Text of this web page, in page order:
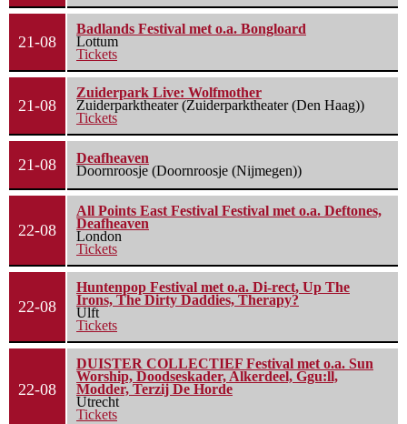
21-08
Badlands Festival met o.a. Bongloard
Lottum
Tickets
21-08
Zuiderpark Live: Wolfmother
Zuiderparktheater (Zuiderparktheater (Den Haag))
Tickets
21-08
Deafheaven
Doornroosje (Doornroosje (Nijmegen))
22-08
All Points East Festival Festival met o.a. Deftones,
Deafheaven
London
Tickets
22-08
Huntenpop Festival met o.a. Di-rect, Up The
Irons, The Dirty Daddies, Therapy?
Ulft
Tickets
22-08
DUISTER COLLECTIEF Festival met o.a. Sun
Worship, Doodseskader, Alkerdeel, Ggu:ll,
Modder, Terzij De Horde
Utrecht
Tickets